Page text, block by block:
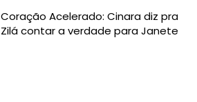
Coração Acelerado: Cinara diz pra
Zilá contar a verdade para Janete